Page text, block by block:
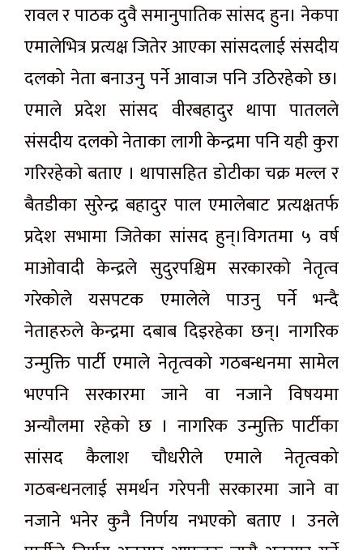
रावल र पाठक दुवै समानुपातिक सांसद हुन। नेकपा
एमालेभित्र प्रत्यक्ष जितेर आएका सांसदलाई संसदीय
दलको नेता बनाउनु पर्ने आवाज पनि उठिरहेको छ।
एमाले प्रदेश सांसद वीरबहादुर थापा पातलले
संसदीय दलको नेताका लागी केन्द्रमा पनि यही कुरा
गरिरहेको बताए । थापासहित डोटीका चक्र मल्ल र
बैतडीका सुरेन्द्र बहादुर पाल एमालेबाट प्रत्यक्षतर्फ
प्रदेश सभामा जितेका सांसद हुन्।विगतमा ५ वर्ष
माओवादी केन्द्रले सुदुरपश्चिम सरकारको नेतृत्व
गरेकोले यसपटक एमालेले पाउनु पर्ने भन्दै
नेताहरुले केन्द्रमा दबाब दिइरहेका छन्। नागरिक
उन्मुक्ति पार्टी एमाले नेतृत्वको गठबन्धनमा सामेल
भएपनि सरकारमा जाने वा नजाने विषयमा
अन्यौलमा रहेको छ । नागरिक उन्मुक्ति पार्टीका
सांसद कैलाश चौधरीले एमाले नेतृत्वको
गठबन्धनलाई समर्थन गरेपनी सरकारमा जाने वा
नजाने भनेर कुनै निर्णय नभएको बताए । उनले